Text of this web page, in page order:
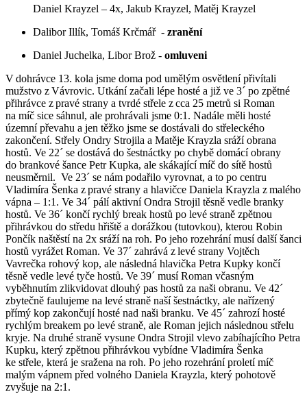
Daniel Krayzel – 4x, Jakub Krayzel, Matěj Krayzel
Dalibor Illík, Tomáš Krčmář - zranění
Daniel Juchelka, Libor Brož - omluveni
V dohrávce 13. kola jsme doma pod umělým osvětlení přivítali
mužstvo z Vávrovic. Utkání začali lépe hosté a již ve 3´ po zpětné
přihrávce z pravé strany a tvrdé střele z cca 25 metrů si Roman
na míč sice sáhnul, ale prohrávali jsme 0:1. Nadále měli hosté
územní převahu a jen těžko jsme se dostávali do střeleckého
zakončení. Střely Ondry Strojila a Matěje Krayzla sráží obrana
hostů. Ve 22´ se dostává do šestnáctky po chybě domácí obrany
do brankové šance Petr Kupka, ale skákající míč do sítě hostů
neusměrnil. Ve 23´ se nám podařilo vyrovnat, a to po centru
Vladimíra Šenka z pravé strany a hlavičce Daniela Krayzla z malého
vápna – 1:1. Ve 34´ pálí aktivní Ondra Strojil těsně vedle branky
hostů. Ve 36´ končí rychlý break hostů po levé straně zpětnou
přihrávkou do středu hřiště a dorážkou (tutovkou), kterou Robin
Pončík naštěstí na 2x sráží na roh. Po jeho rozehrání musí další šanci
hostů vyrážet Roman. Ve 37´ zahrává z levé strany Vojtěch
Vavrečka rohový kop, ale následná hlavička Petra Kupky končí
těsně vedle levé tyče hostů. Ve 39´ musí Roman včasným
vyběhnutím zlikvidovat dlouhý pas hostů za naši obranu. Ve 42´
zbytečně faulujeme na levé straně naší šestnáctky, ale nařízený
přímý kop zakončují hosté nad naši branku. Ve 45´ zahrozí hosté
rychlým breakem po levé straně, ale Roman jejich následnou střelu
kryje. Na druhé straně vysune Ondra Strojil vlevo zabíhajícího Petra
Kupku, který zpětnou přihrávkou vybídne Vladimíra Šenka
ke střele, která je sražena na roh. Po jeho rozehrání proletí míč
malým vápnem před volného Daniela Krayzla, který pohotově
zvyšuje na 2:1.